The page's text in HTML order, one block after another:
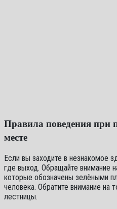
Правила поведения при
месте
Если вы заходите в незнакомое
где выход. Обращайте внимание
которые обозначены зелёными
человека. Обратите внимание на
лестницы.